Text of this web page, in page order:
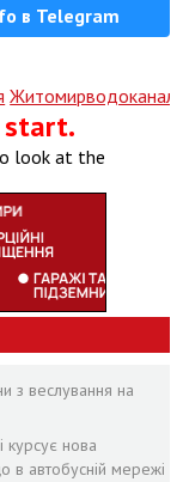
в Telegram
Житомирводоканал
start.
look at the
з веслування на
курсує нова
в автобусній мережі